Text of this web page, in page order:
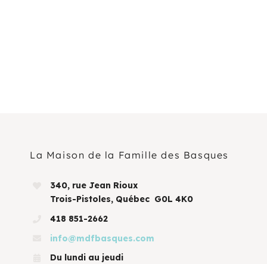
La Maison de la Famille des Basques
340, rue Jean Rioux
Trois-Pistoles, Québec G0L 4K0
418 851-2662
info@mdfbasques.com
Du lundi au jeudi